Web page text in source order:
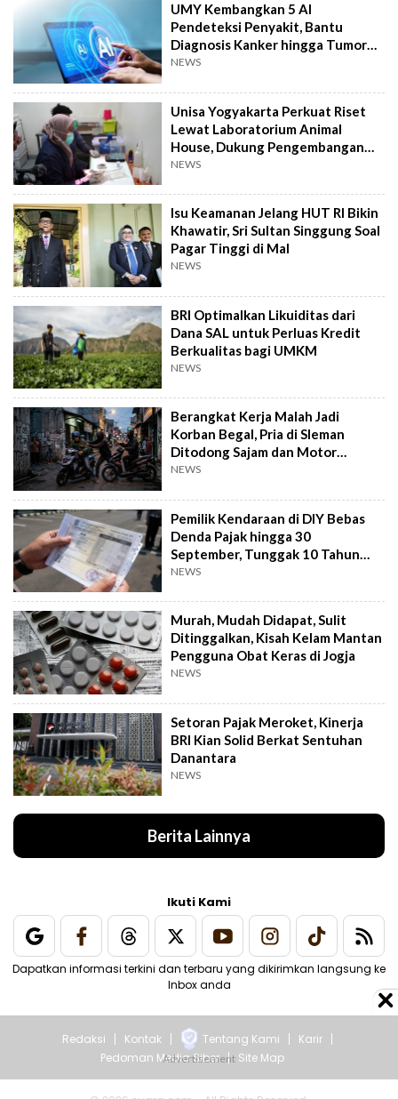
UMY Kembangkan 5 AI
Pendeteksi Penyakit, Bantu
Diagnosis Kanker hingga Tumor
Otak Lebih Cepat
NEWS
Unisa Yogyakarta Perkuat Riset
Lewat Laboratorium Animal
House, Dukung Pengembangan
Kandidat Obat
NEWS
Isu Keamanan Jelang HUT RI Bikin
Khawatir, Sri Sultan Singgung Soal
Pagar Tinggi di Mal
NEWS
BRI Optimalkan Likuiditas dari
Dana SAL untuk Perluas Kredit
Berkualitas bagi UMKM
NEWS
Berangkat Kerja Malah Jadi
Korban Begal, Pria di Sleman
Ditodong Sajam dan Motor
Digasak
NEWS
Pemilik Kendaraan di DIY Bebas
Denda Pajak hingga 30
September, Tunggak 10 Tahun
Cukup Bayar 5 Tahun
NEWS
Murah, Mudah Didapat, Sulit
Ditinggalkan, Kisah Kelam Mantan
Pengguna Obat Keras di Jogja
NEWS
Setoran Pajak Meroket, Kinerja
BRI Kian Solid Berkat Sentuhan
Danantara
NEWS
Berita Lainnya
Ikuti Kami
Dapatkan informasi terkini dan terbaru yang dikirimkan langsung ke
Inbox anda
Redaksi Kontak Tentang Kami
Karir
Pedoman Media Siber
Site Map